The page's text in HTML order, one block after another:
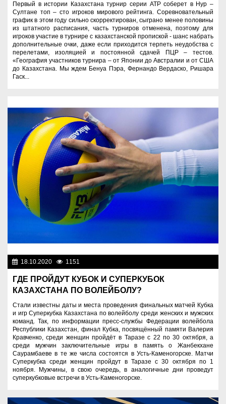
Первый в истории Казахстана турнир серии ATP соберет в Нур –
Султане топ – сто игроков мирового рейтинга. Соревновательный
график в этом году сильно скорректирован, сыграно менее половины
из штатного расписания, часть турниров отменена, поэтому для
игроков участие в турнире с казахстанской пропиской - шанс набрать
дополнительные очки, даже если приходится терпеть неудобства с
перелетами, изоляцией и постоянной сдачей ПЦР – тестов.
«География участников турнира – от Японии до Австралии и от США
до Казахстана. Мы ждем Бенуа Пэра, Фернандо Вердаско, Ришара
Гаск...
18.10.2020 1151
ГДЕ ПРОЙДУТ КУБОК И СУПЕРКУБОК
КАЗАХСТАНА ПО ВОЛЕЙБОЛУ?
Стали известны даты и места проведения финальных матчей Кубка
и игр Суперкубка Казахстана по волейболу среди женских и мужских
команд. Так, по информации пресс-службы Федерации волейбола
Республики Казахстан, финал Кубка, посвящённый памяти Валерия
Кравченко, среди женщин пройдёт в Таразе с 22 по 30 октября, а
среди мужчин заключительные игры в память о Жанбекхане
Саурамбаеве в те же числа состоятся в Усть-Каменогорске. Матчи
Суперкубка среди женщин пройдут в Таразе с 30 октября по 1
ноября. Мужчины, в свою очередь, в аналогичные дни проведут
суперкубковые встречи в Усть-Каменогорске.